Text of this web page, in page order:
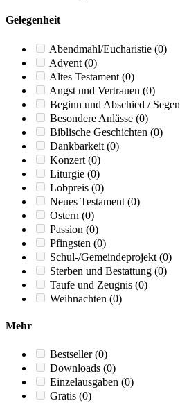
Gelegenheit
Abendmahl/Eucharistie (0)
Advent (0)
Altes Testament (0)
Angst und Vertrauen (0)
Beginn und Abschied / Segen
Besondere Anlässe (0)
Biblische Geschichten (0)
Dankbarkeit (0)
Konzert (0)
Liturgie (0)
Lobpreis (0)
Neues Testament (0)
Ostern (0)
Passion (0)
Pfingsten (0)
Schul-/Gemeindeprojekt (0)
Sterben und Bestattung (0)
Taufe und Zeugnis (0)
Weihnachten (0)
Mehr
Bestseller(0)
Downloads (0)
Einzelausgaben (0)
Gratis (0)